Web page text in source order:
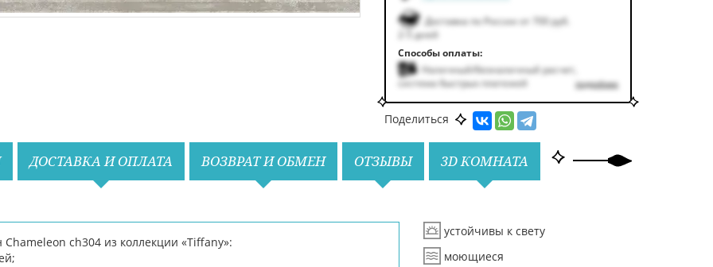
Доставка по России от 700 руб.
2-5 дней
Способы оплаты:
Наличный/безналичный расчет,
система быстрых платежей
подробнее
Поделиться
ДОСТАВКА И ОПЛАТА ВОЗВРАТ И ОБМЕН ОТЗЫВЫ 3D КОМНАТА
ch304 из коллекции «Tiffany»:
устойчивы к свету
моющиеся